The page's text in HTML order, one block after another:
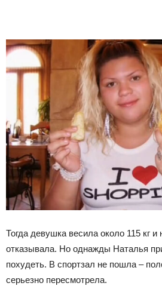
Тогда девушка весила около 115 кг
отказывала. Но однажды Наталья
похудеть. В спортзал не пошла –
серьезно пересмотрела.